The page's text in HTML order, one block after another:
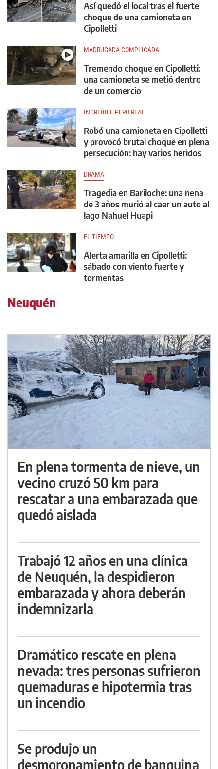
Así quedó el local tras el fuerte
choque de una camioneta en
Cipolletti
MADRUGADA COMPLICADA
Tremendo choque en Cipolletti:
una camioneta se metió dentro
de un comercio
INCREÍBLE PERO REAL
Robó una camioneta en Cipolletti
y provocó brutal choque en plena
persecución: hay varios heridos
DRAMA
Tragedia en Bariloche: una nena
de 3 años murió al caer un auto al
lago Nahuel Huapi
EL TIEMPO
Alerta amarilla en Cipolletti:
sábado con viento fuerte y
tormentas
Neuquén
En plena tormenta de nieve, un
vecino cruzó 50 km para
rescatar a una embarazada que
quedó aislada
Trabajó 12 años en una clínica
de Neuquén, la despidieron
embarazada y ahora deberán
indemnizarla
Dramático rescate en plena
nevada: tres personas sufrieron
quemaduras e hipotermia tras
un incendio
Se produjo un
desmoronamiento de banquina